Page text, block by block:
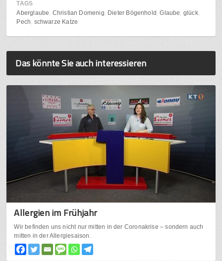
TAGS
Aberglaube Christian Domenig Dieter Bögenhold Glaube glück
Pech schwarze Katze
Das könnte Sie auch interessieren
Allergien im Frühjahr
Wir befinden uns nicht nur mitten in der Coronakrise – sondern auch
mitten in der Allergiesaison.